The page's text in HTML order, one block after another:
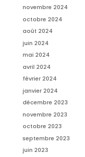
novembre 2024
octobre 2024
août 2024
juin 2024
mai 2024
avril 2024
février 2024
janvier 2024
décembre 2023
novembre 2023
octobre 2023
septembre 2023
juin 2023